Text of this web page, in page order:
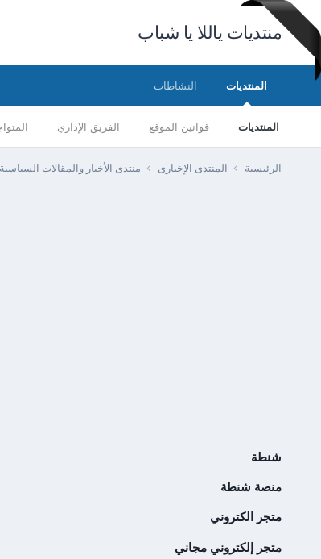
منتديات ياللا يا شباب
المنتديات
المنتديات قوانين الموقع الفريق الإداري
النشاطات
الرئيسية المنتدى الإخبارى منتدى الأخبار والمقالات السياسية
شنطة
منصة شنطة
متجر الكتروني
متجر إلكتروني مجاني